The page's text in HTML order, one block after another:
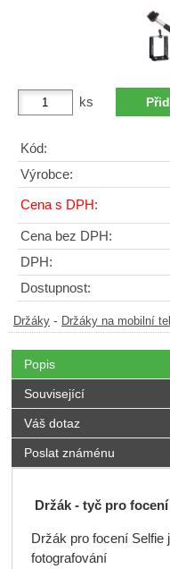
ks
Kód:
Výrobce:
Cena s DPH:
Cena bez DPH:
DPH:
Dostupnost:
Držáky - Držáky na mobilní
Popis
Související
Váš dotaz
Poslat známénu
Držák - tyč pro
Držák pro focení
fotografování